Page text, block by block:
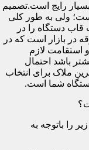
2،2.5 و 3 میلی متر بسیار رایج است.تصمیم
ولی به طور کلی
قاب دستگاه را در
در بازار است که در
و استقامت لازم
باشد احتمال
ملاک برای انتخاب
شما است.
را باتوجه به